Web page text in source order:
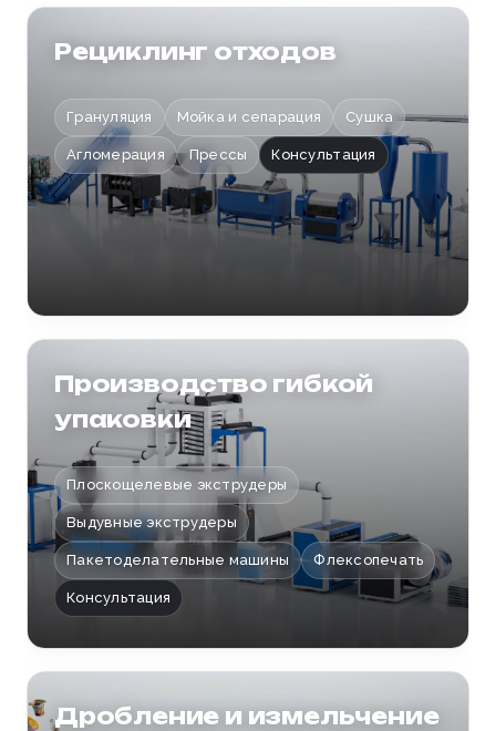
Рециклинг отходов
Грануляция Мойка и сепарация Сушка
Агломерация Прессы Консультация
Производство гибкой
упаковки
Плоскощелевые экструдеры
Выдувные экструдеры
Пакетоделательные машины Флексопечать
Консультация
Дробление и измельчение
Отправить заявку